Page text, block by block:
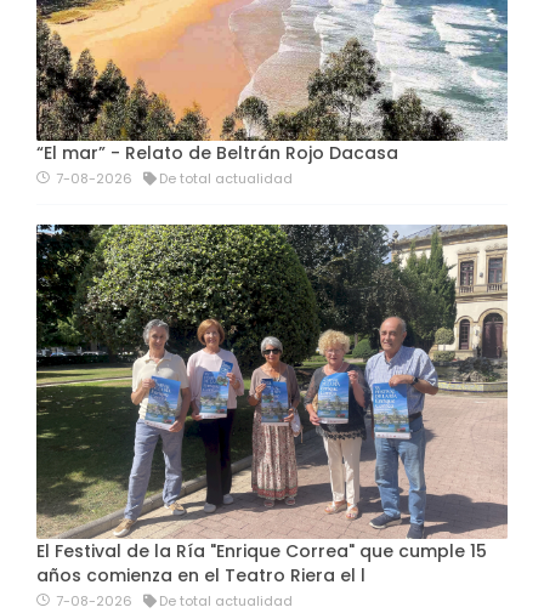
“El mar” - Relato de Beltrán Rojo Dacasa
7-08-2026 De total actualidad
El Festival de la Ría "Enrique Correa" que cumple 15
años comienza en el Teatro Riera el l
7-08-2026 De total actualidad